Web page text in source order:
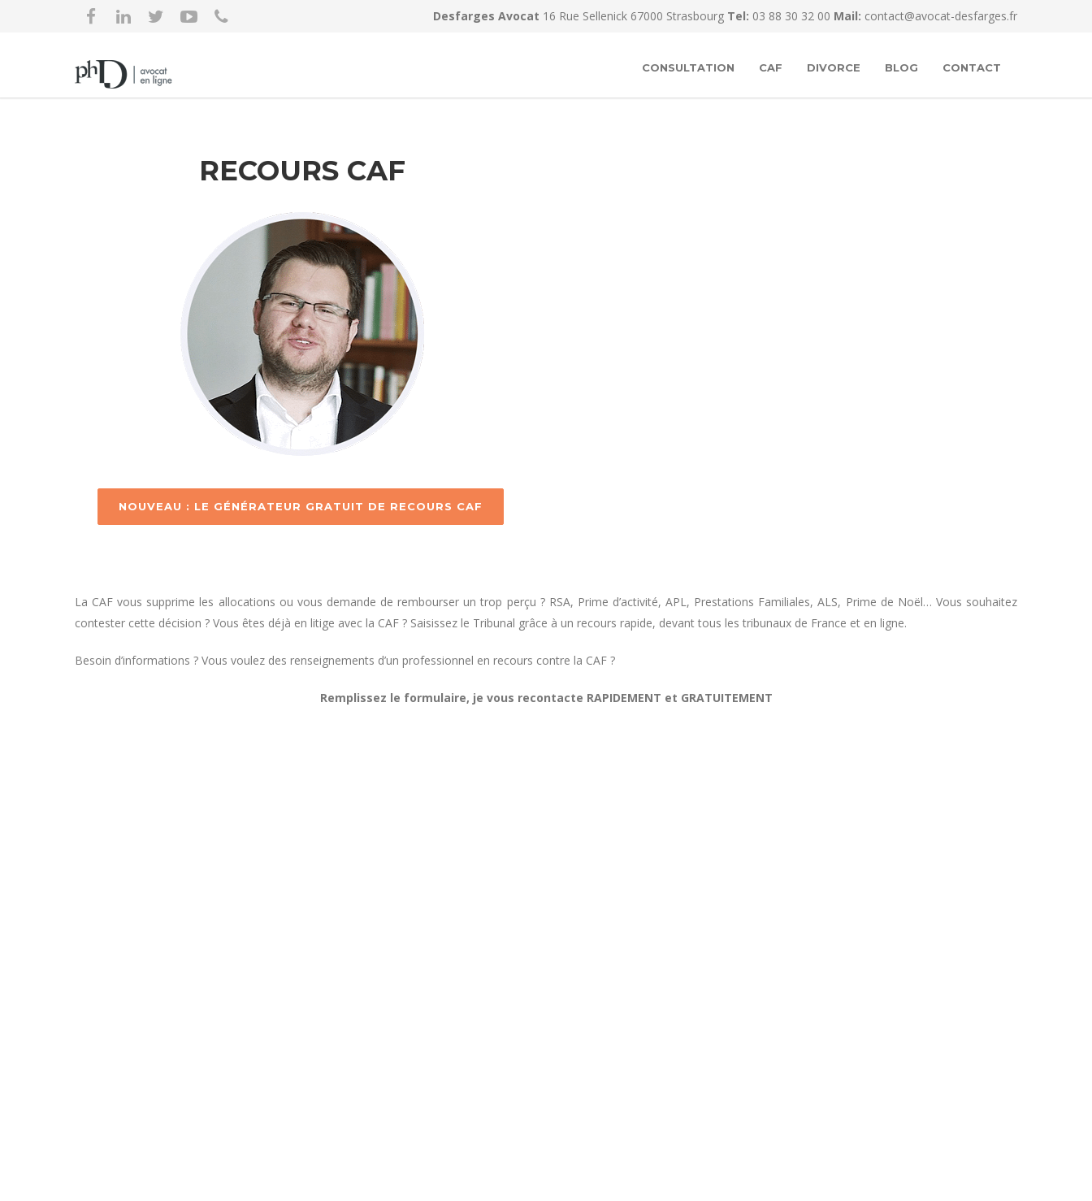
Desfarges Avocat 16 Rue Sellenick 67000 Strasbourg Tel: 03 88 30 32 00 Mail: contact@avocat-desfarges.fr
CONSULTATION CAF DIVORCE BLOG CONTACT
RECOURS CAF
NOUVEAU : LE GÉNÉRATEUR GRATUIT DE RECOURS CAF
La CAF vous supprime les allocations ou vous demande de rembourser un trop perçu ? RSA, Prime d’activité, APL, Prestations Familiales, ALS, Prime de Noël… Vous souhaitez
contester cette décision ? Vous êtes déjà en litige avec la CAF ? Saisissez le Tribunal grâce à un recours rapide, devant tous les tribunaux de France et en ligne.
Besoin d’informations ? Vous voulez des renseignements d’un professionnel en recours contre la CAF ?
Remplissez le formulaire, je vous recontacte RAPIDEMENT et GRATUITEMENT